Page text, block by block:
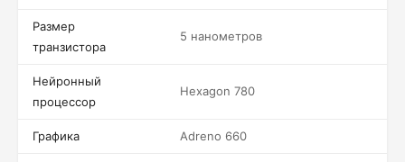
Размер
транзистора
5 нанометров
Нейронный
процессор
Hexagon 780
Графика Adreno 660